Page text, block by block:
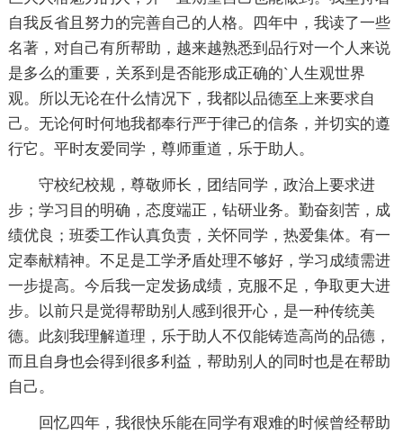
自我反省且努力的完善自己的人格。四年中，我读了一些
名著，对自己有所帮助，越来越熟悉到品行对一个人来说
是多么的重要，关系到是否能形成正确的`人生观世界
观。所以无论在什么情况下，我都以品德至上来要求自
己。无论何时何地我都奉行严于律己的信条，并切实的遵
行它。平时友爱同学，尊师重道，乐于助人。
守校纪校规，尊敬师长，团结同学，政治上要求进
步；学习目的明确，态度端正，钻研业务。勤奋刻苦，成
绩优良；班委工作认真负责，关怀同学，热爱集体。有一
定奉献精神。不足是工学矛盾处理不够好，学习成绩需进
一步提高。今后我一定发扬成绩，克服不足，争取更大进
步。以前只是觉得帮助别人感到很开心，是一种传统美
德。此刻我理解道理，乐于助人不仅能铸造高尚的品德，
而且自身也会得到很多利益，帮助别人的同时也是在帮助
自己。
回忆四年，我很快乐能在同学有艰难的时候曾经帮助